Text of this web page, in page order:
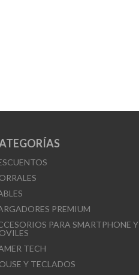
PREMIUM
PARA SMARTPHONE Y
TECH
Y TECLADOS